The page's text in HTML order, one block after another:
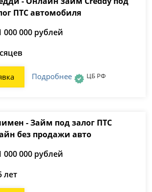
ПТС автомобиля
000 000 рублей
Подробнее ЦБ РФ
- Займ под залог ПТС
без продажи авто
000 000 рублей
лет